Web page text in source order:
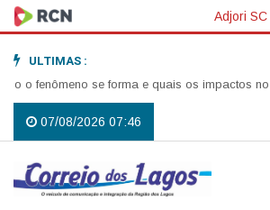
Adjori SC
ULTIMAS :
fenômeno se forma e quais os impactos no
07/08/2026 07:46